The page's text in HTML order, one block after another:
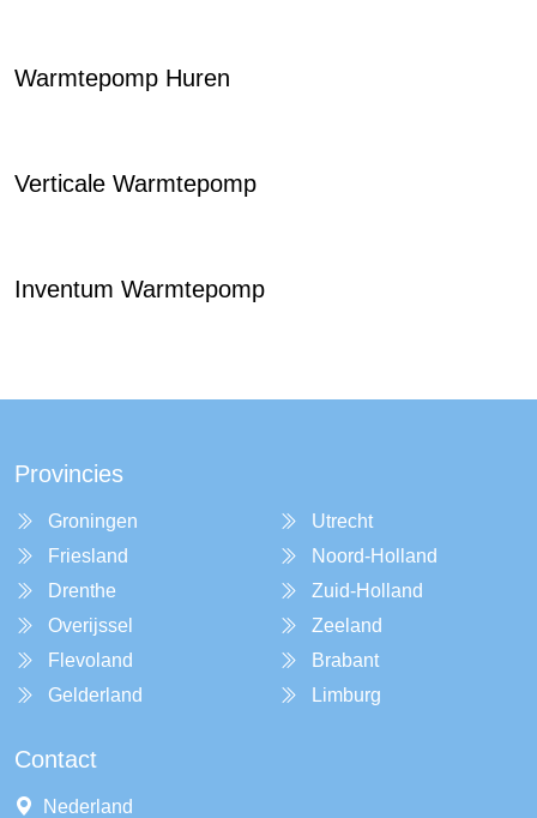
Warmtepomp Huren
Verticale Warmtepomp
Inventum Warmtepomp
Provincies
Groningen
Friesland
Drenthe
Overijssel
Flevoland
Gelderland
Utrecht
Noord-Holland
Zuid-Holland
Zeeland
Brabant
Limburg
Contact
Nederland